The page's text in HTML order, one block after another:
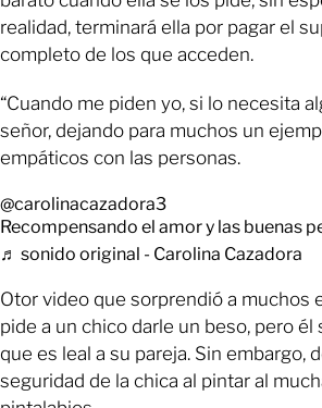
realidad, terminará ella por pagar el
completo de los que acceden.
“Cuando me piden yo, si lo necesita
señor, dejando para muchos un
empáticos con las personas.
@carolinacazadora3
Recompensando el amor y las buenas
♬ sonido original - Carolina Cazadora
Otor video que sorprendió a muchos
pide a un chico darle un beso, pero él
que es leal a su pareja. Sin embargo,
seguridad de la chica al pintar al